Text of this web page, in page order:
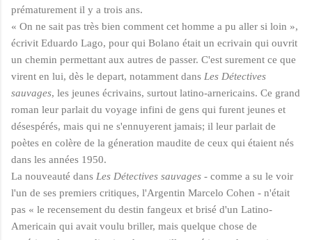
prématurement il y a trois ans.
« On ne sait pas très bien comment cet homme a pu aller si loin »,
écrivit Eduardo Lago, pour qui Bolano était un ecrivain qui ouvrit
un chemin permettant aux autres de passer. C'est surement ce que
virent en lui, dès le depart, notamment dans Les Détectives
sauvages, les jeunes écrivains, surtout latino-arnericains. Ce grand
roman leur parlait du voyage infini de gens qui furent jeunes et
désespérés, mais qui ne s'ennuyerent jamais; il leur parlait de
poètes en colère de la géneration maudite de ceux qui étaient nés
dans les années 1950.
La nouveauté dans Les Détectives sauvages - comme a su le voir
l'un de ses premiers critiques, l'Argentin Marcelo Cohen - n'était
pas « le recensement du destin fangeux et brisé d'un Latino-
Americain qui avait voulu briller, mais quelque chose de